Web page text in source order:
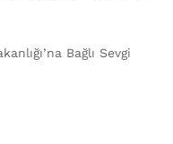
Bağlı Sevgi